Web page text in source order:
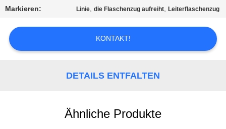
NACHRICHTEN
FORDERN
Markieren: Linie,die Flaschenzug aufreiht,Leiterflaschenzug
KONTAKT!
DETAILS ENTFALTEN
Ähnliche Produkte